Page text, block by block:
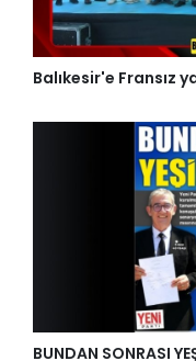
Balıkesir'e Fransız
BUNDAN SONRASI